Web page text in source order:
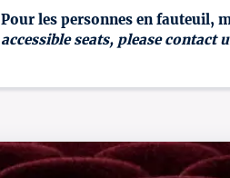
Pour les personnes en fauteuil,
accessible seats, please contact